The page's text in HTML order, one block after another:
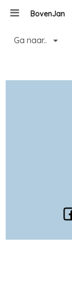
BovenJan
Home
Ga naar..